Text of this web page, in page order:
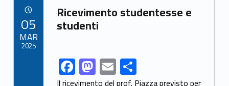
b
o
k
d
o
l e
Link identifier archive #link-archive-48682
Ricevimento studentesse e
studenti
Link identifier share facebook archive #share-link-archive-9055F M E S
Il ricevimento del prof. Piazza previsto per
05
MAR
2025